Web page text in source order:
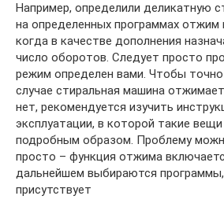
Например, определили деликатную
на определенных программах
когда в качестве дополнения
число оборотов. Следует просто
режим определен вами. Чтобы
случае стиральная машина
нет, рекомендуется изучить
эксплуатации, в которой такие
подробным образом. Проблему
просто – функция отжима
дальнейшем выбираются
присутствует